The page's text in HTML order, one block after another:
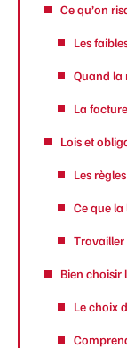
Ce qu’on
Les
Quand la
La
Lois et
Les
Ce que
Travailler
Bien choisir
Le choix